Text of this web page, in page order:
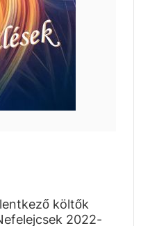
költők
2022-